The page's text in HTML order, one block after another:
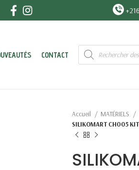
CONTACT
Recherche
de
produits
Accueil MATÉRIELS
SILIKOMART CH005